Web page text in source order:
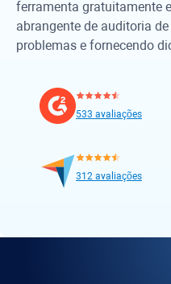
ferramenta gratuitamente
abrangente de auditoria
problemas e fornecendo
533 avaliações
312 avaliações